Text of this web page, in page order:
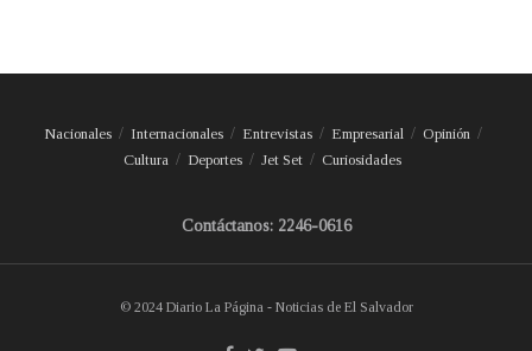
Nacionales Internacionales Entrevistas Empresarial
Opinión
Cultura
Deportes Jet Set Curiosidades
Contáctanos: 2246-0616
© 2024 Diario La Página - Noticias de El Salvador